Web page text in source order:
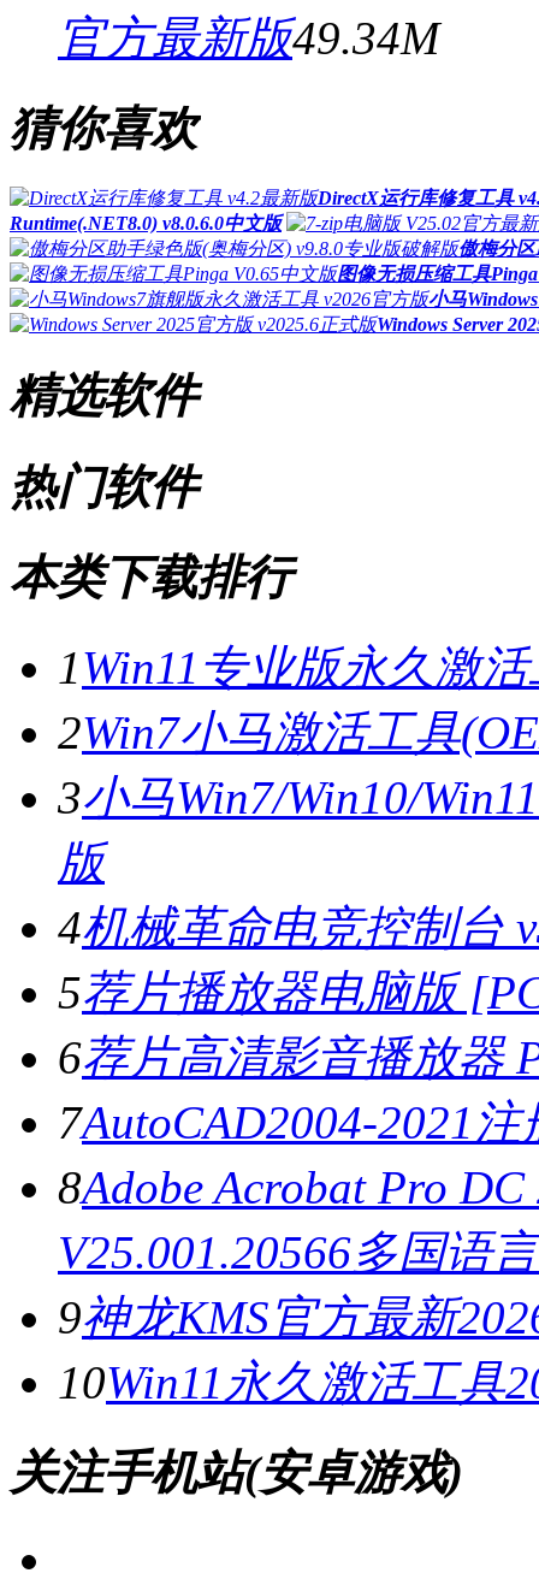
官方最新版49.34M
猜你喜欢
DirectX运行库修复工具
Runtime(.NET8.0) v8.0.6.0中文版
傲梅分区
图像无损压缩工具
小马
Windows Server
精选软件
热门软件
本类下载排行
1Win11专业版永久激
2Win7小马激活工具
3小马Win7/Win10/
版
4机械革命电竞控制台
5荐片播放器电脑版
6荐片高清影音播放器
7AutoCAD2004-2021
8Adobe Acrobat Pro
V25.001.20566多国语
9神龙KMS官方最新
10Win11永久激活工具
关注手机站(安卓游戏)